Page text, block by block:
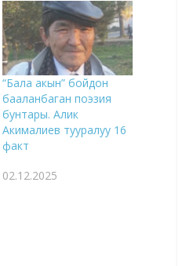
“Бала акын” бойдон
бааланбаган поэзия
бунтары. Алик
Акималиев тууралуу 16
факт
02.12.2025